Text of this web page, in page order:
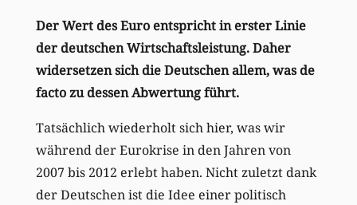
Der Wert des Euro entspricht in erster Linie
der deutschen Wirtschaftsleistung. Daher
widersetzen sich die Deutschen allem, was de
facto zu dessen Abwertung führt.
Tatsächlich wiederholt sich hier, was wir
während der Eurokrise in den Jahren von
2007 bis 2012 erlebt haben. Nicht zuletzt dank
der Deutschen ist die Idee einer politisch